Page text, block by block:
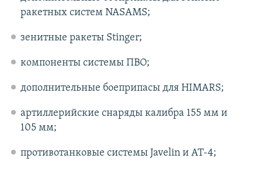
ракетных систем NASAMS;
зенитные ракеты Stinger;
компоненты системы ПВО;
дополнительные боеприпасы для HIMARS;
артиллерийские снаряды калибра 155 мм и
105 мм;
противотанковые системы Javelin и AT-4;